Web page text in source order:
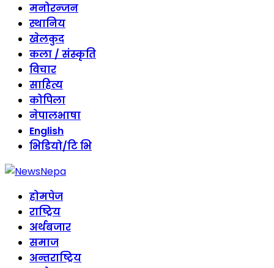
मनोरन्जन
स्थानिय
खेलकुद
कला / संस्कृति
विचार
साहित्य
कोपिला
नेपालभाषा
English
भिडियो/टि भि
होमपेज
राष्ट्रिय
अर्थबजार
समाज
अन्तराष्ट्रिय